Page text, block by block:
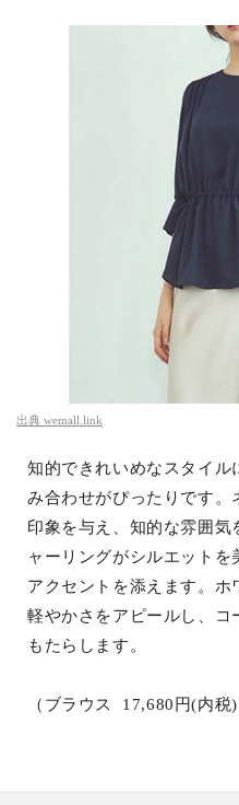
出典 wemall.link
知的できれいめなスタイル
み合わせがぴったりです。
印象を与え、知的な雰囲気
ャーリングがシルエット
アクセントを添えます。ホ
軽やかさをアピールし、コ
もたらします。
（ブラウス 17,680円(内税